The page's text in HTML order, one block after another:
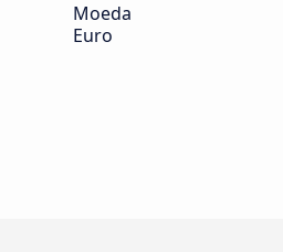
Moeda
Euro